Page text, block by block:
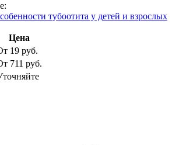
тубоотита у детей и взрослых
Цена
19 руб.
711 руб.